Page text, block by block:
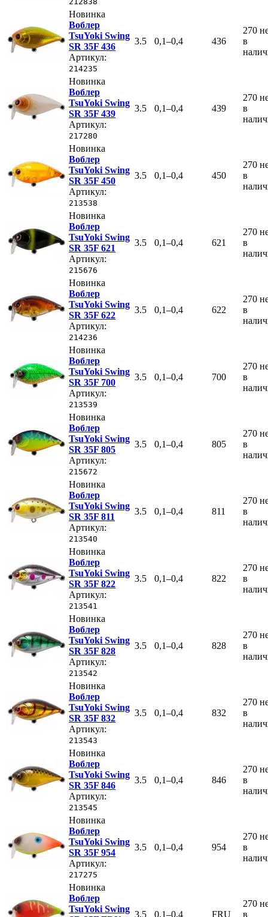
Новинка
Воблер
TsuYoki Swing
SR 35F 436
Артикул:
214235
3.5 0,1–0,4 436
270
в
Новинка
Воблер
TsuYoki Swing
SR 35F 439
Артикул:
217280
3.5 0,1–0,4 439
270
в
Новинка
Воблер
TsuYoki Swing
SR 35F 450
Артикул:
213538
3.5 0,1–0,4 450
270
в
Новинка
Воблер
TsuYoki Swing
SR 35F 621
Артикул:
215676
3.5 0,1–0,4 621
270
в
Новинка
Воблер
TsuYoki Swing
SR 35F 622
Артикул:
214236
3.5 0,1–0,4 622
270
в
Новинка
Воблер
TsuYoki Swing
SR 35F 700
Артикул:
213539
3.5 0,1–0,4 700
270
в
Новинка
Воблер
TsuYoki Swing
SR 35F 805
Артикул:
215672
3.5 0,1–0,4 805
270
в
Новинка
Воблер
TsuYoki Swing
SR 35F 811
Артикул:
213540
3.5 0,1–0,4 811
270
в
Новинка
Воблер
TsuYoki Swing
SR 35F 822
Артикул:
213541
3.5 0,1–0,4 822
270
в
Новинка
Воблер
TsuYoki Swing
SR 35F 828
Артикул:
213542
3.5 0,1–0,4 828
270
в
Новинка
Воблер
TsuYoki Swing
SR 35F 832
Артикул:
213543
3.5 0,1–0,4 832
270
в
Новинка
Воблер
TsuYoki Swing
SR 35F 846
Артикул:
213545
3.5 0,1–0,4 846
270
в
Новинка
Воблер
TsuYoki Swing
SR 35F 954
Артикул:
217275
3.5 0,1–0,4 954
270
в
Новинка
Воблер
TsuYoki Swing
3.5 0,1–0,4 FRU
270
в